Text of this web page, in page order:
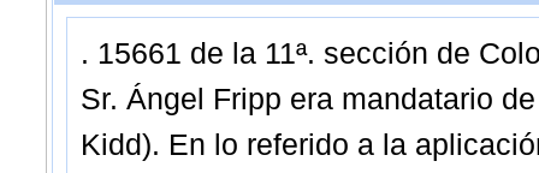
. 15661 de la 11ª. sección de
Sr. Ángel Fripp era mandatario
Kidd). En lo referido a la